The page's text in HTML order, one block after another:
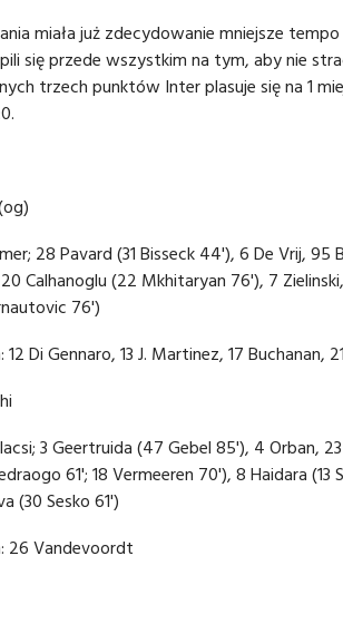
miała już zdecydowanie mniejsze
się przede wszystkim na tym, aby nie
trzech punktów Inter plasuje się na 1
28 Pavard (31 Bisseck 44'), 6 De Vrij,
Calhanoglu (22 Mkhitaryan 76'), 7
76')
Di Gennaro, 13 J. Martinez, 17 Buchanan,
3 Geertruida (47 Gebel 85'), 4 Orban,
61'; 18 Vermeeren 70'), 8 Haidara (13
(30 Sesko 61')
26 Vandevoordt